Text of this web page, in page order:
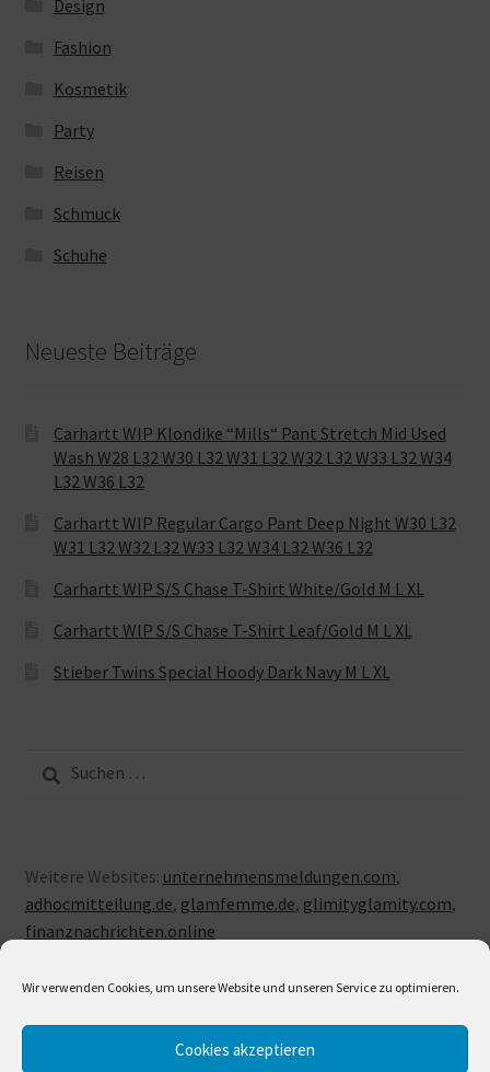
Wir verwenden Cookies, um unsere Website und unseren Service zu optimieren.
Cookies akzeptieren
Design
Fashion
Kosmetik
Party
Reisen
Schmuck
Schuhe
Neueste Beiträge
Carhartt WIP Klondike “Mills“ Pant Stretch Mid Used
Wash W28 L32 W30 L32 W31 L32 W32 L32 W33 L32 W34
L32 W36 L32
Carhartt WIP Regular Cargo Pant Deep Night W30 L32
W31 L32 W32 L32 W33 L32 W34 L32 W36 L32
Carhartt WIP S/S Chase T-Shirt White/Gold M L XL
Carhartt WIP S/S Chase T-Shirt Leaf/Gold M L XL
Stieber Twins Special Hoody Dark Navy M L XL
nach:
Weitere Websites: unternehmensmeldungen.com,
adhocmitteilung.de, glamfemme.de, glimityglamity.com,
finanznachrichten.online